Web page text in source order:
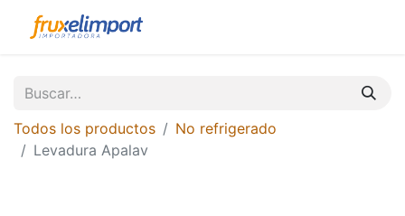
Todos los productos
No refrigerado
Levadura Apalav